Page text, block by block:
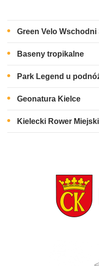
Green Velo
Baseny tropikalne
Park Legend u
Geonatura Kielce
Kielecki Rower Miejski